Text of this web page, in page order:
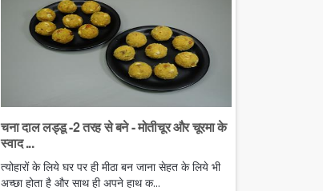
चना दाल लड्डू -2 तरह से बने - मोतीचूर और चूरमा के
स्वाद ...
त्योहारों के लिये घर पर ही मीठा बन जाना सेहत के लिये भी
अच्छा होता है और साथ ही अपने हाथ क...